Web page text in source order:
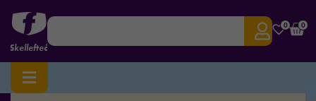
Skellefteå
0 0